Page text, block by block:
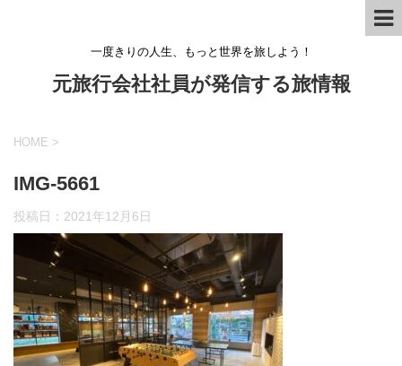
一度きりの人生、もっと世界を旅しよう！
元旅行会社社員が発信する旅情報
HOME >
IMG-5661
投稿日： 2021年12月6日